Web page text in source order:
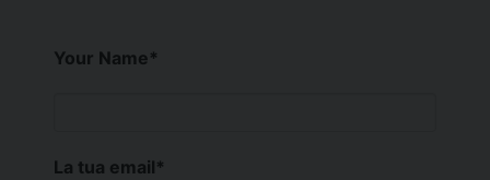
Your Name*
La tua email*